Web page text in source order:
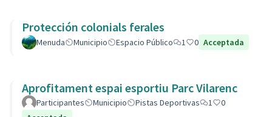
Protección colonials ferales
Menuda Municipio Espacio Público 1 0 Acceptada
Aprofitament espai esportiu Parc Vilarenc
Participantes Municipio Pistas Deportivas 1
0